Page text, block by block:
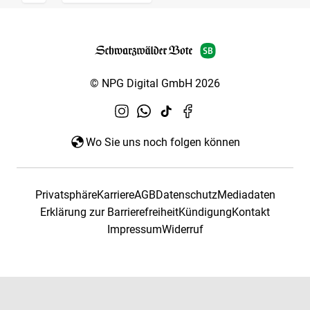
© NPG Digital GmbH 2026
Wo Sie uns noch folgen können
PrivatsphäreKarriereAGBDatenschutzMediadaten
Erklärung zur BarrierefreiheitKündigungKontakt
ImpressumWiderruf